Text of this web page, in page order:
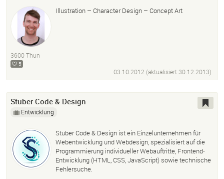
Illustration – Character Design – Concept Art
3600 Thun
5
03.10.2012 (aktualisiert 30.12.2013)
Stuber Code & Design
Entwicklung
Stuber Code & Design ist ein Einzelunternehmen für
Webentwicklung und Webdesign, spezialisiert auf die
Programmierung individueller Webauftritte, Frontend-
Entwicklung (HTML, CSS, JavaScript) sowie technische
Fehlersuche.